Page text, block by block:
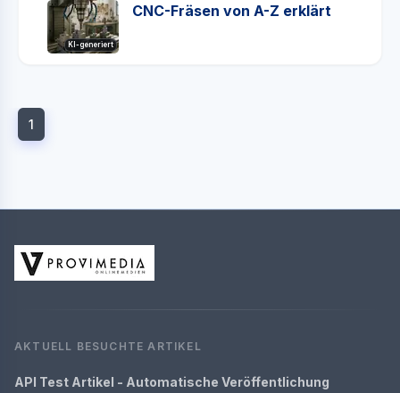
KI-generiert
CNC-Fräsen von A-Z erklärt
1
AKTUELL BESUCHTE ARTIKEL
API Test Artikel - Automatische Veröffentlichung